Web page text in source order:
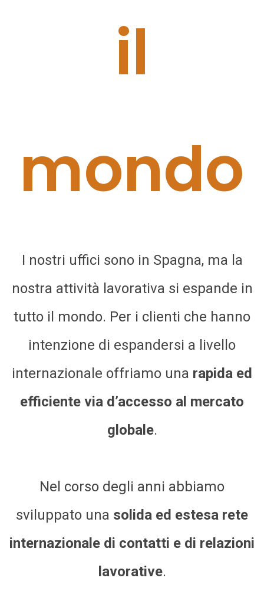
il
mondo
I nostri uffici sono in Spagna, ma la
nostra attività lavorativa si espande in
tutto il mondo. Per i clienti che hanno
intenzione di espandersi a livello
internazionale offriamo una rapida ed
efficiente via d’accesso al mercato
globale.
Nel corso degli anni abbiamo
sviluppato una solida ed estesa rete
internazionale di contatti e di relazioni
lavorative.